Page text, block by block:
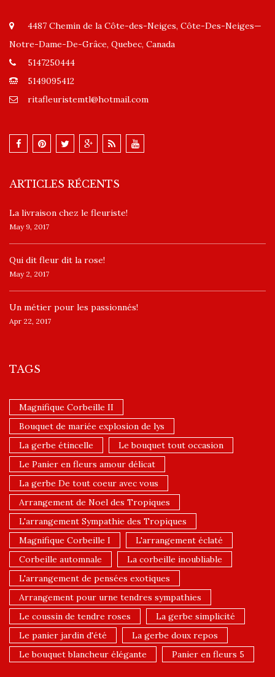
4487 Chemin de la Côte-des-Neiges, Côte-Des-Neiges—
Notre-Dame-De-Grâce, Quebec, Canada
5147250444
5149095412
ritafleuristemtl@hotmail.com
ARTICLES RÉCENTS
La livraison chez le fleuriste!
May 9, 2017
​Qui dit fleur dit la rose!
May 2, 2017
Un ​métier pour les passionnés​!
Apr 22, 2017
TAGS
Magnifique Corbeille II
Bouquet de mariée explosion de lys
La gerbe étincelle
Le bouquet tout occasion
Le Panier en fleurs amour délicat
La gerbe De tout coeur avec vous
Arrangement de Noel des Tropiques
L'arrangement Sympathie des Tropiques
Magnifique Corbeille I
L'arrangement éclaté
Corbeille automnale
La corbeille inoubliable
L'arrangement de pensées exotiques
Arrangement pour urne tendres sympathies
Le coussin de tendre roses
La gerbe simplicité
Le panier jardin d'été
La gerbe doux repos
Le bouquet blancheur élégante
Panier en fleurs 5